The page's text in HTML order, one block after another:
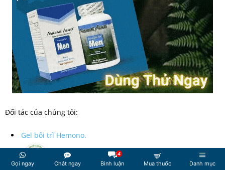
Đối tác của chúng tôi:
Gel bôi trĩ Hemono.
Gọi ngay Chát ngay
4
Bình luận Mua thuốc Danh mục